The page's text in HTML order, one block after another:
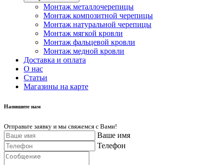
Монтаж металлочерепицы
Монтаж композитной черепицы
Монтаж натуральной черепицы
Монтаж мягкой кровли
Монтаж фальцевой кровли
Монтаж медной кровли
Доставка и оплата
О нас
Cтатьи
Магазины на карте
Напишите нам
Отправьте заявку и мы свяжемся с Вами!
Ваше имя
Телефон